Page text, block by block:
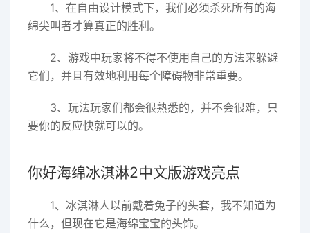
1、在自由设计模式下，我们必须杀死所有的海
绵尖叫者才算真正的胜利。
2、游戏中玩家将不得不使用自己的方法来躲避
它们，并且有效地利用每个障碍物非常重要。
3、玩法玩家们都会很熟悉的，并不会很难，只
要你的反应快就可以的。
你好海绵冰淇淋2中文版游戏亮点
1、冰淇淋人以前戴着兔子的头套，我不知道为
什么，但现在它是海绵宝宝的头饰。